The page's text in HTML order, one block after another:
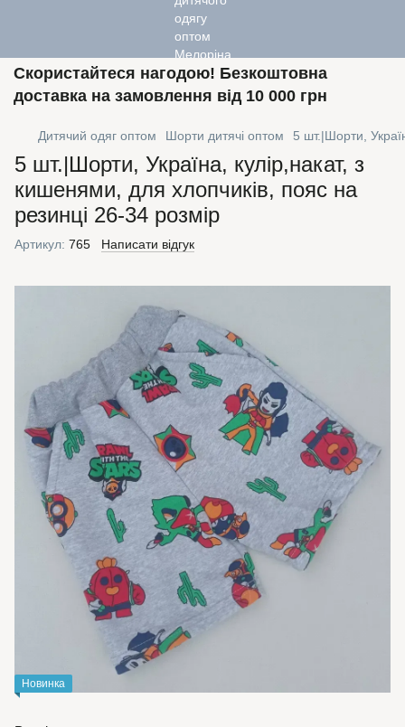
Скористайтеся нагодою! Безкоштовна
доставка на замовлення від 10 000 грн
Дитячий одяг оптом Шорти дитячі оптом 5 шт.|Шорти,
5 шт.|Шорти, Україна, кулір,накат, з
кишенями, для хлопчиків, пояс на
резинці 26-34 розмір
Артикул: 765 Написати відгук
Новинка